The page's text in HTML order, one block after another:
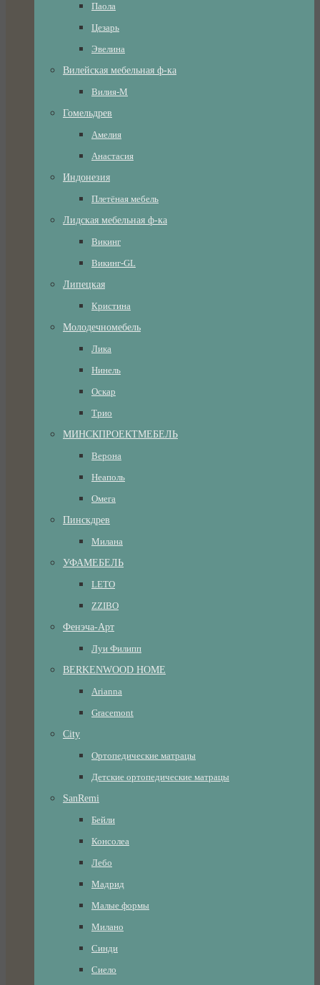
Паола
Цезарь
Эвелина
Вилейская мебельная ф-ка
Вилия-М
Гомельдрев
Амелия
Анастасия
Индонезия
Плетёная мебель
Лидская мебельная ф-ка
Викинг
Викинг-GL
Липецкая
Кристина
Молодечномебель
Лика
Нинель
Оскар
Трио
МИНСКПРОЕКТМЕБЕЛЬ
Верона
Неаполь
Омега
Пинскдрев
Милана
УФАМЕБЕЛЬ
LETO
ZZIBO
Фенэча-Арт
Луи Филипп
BERKENWOOD HOME
Arianna
Gracemont
City
Ортопедические матрацы
Детские ортопедические матрацы
SanRemi
Бейли
Консолеа
Лебо
Мадрид
Малые формы
Милано
Синди
Сиело